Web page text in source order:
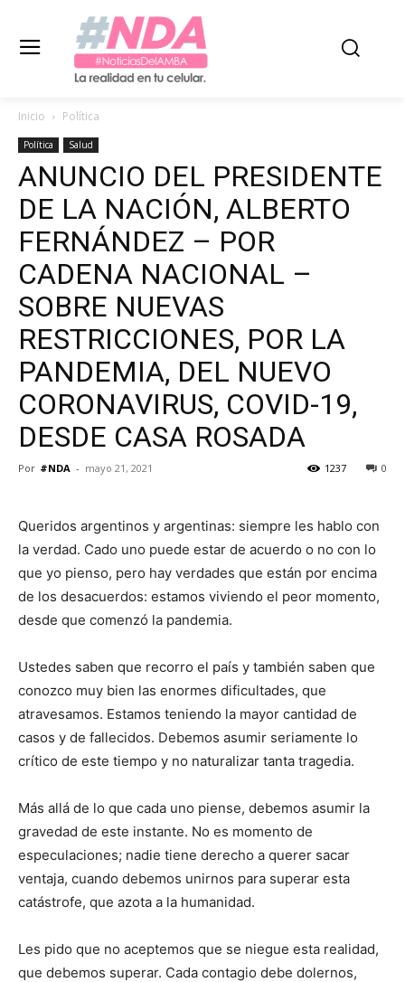
Inicio Política
Política Salud
ANUNCIO DEL PRESIDENTE
DE LA NACIÓN, ALBERTO
FERNÁNDEZ – POR
CADENA NACIONAL –
SOBRE NUEVAS
RESTRICCIONES, POR LA
PANDEMIA, DEL NUEVO
CORONAVIRUS, COVID-19,
DESDE CASA ROSADA
Por #NDA - mayo 21, 2021 0
1237
Queridos argentinos y argentinas: siempre les hablo con
la verdad. Cado uno puede estar de acuerdo o no con lo
que yo pienso, pero hay verdades que están por encima
de los desacuerdos: estamos viviendo el peor momento,
desde que comenzó la pandemia.
Ustedes saben que recorro el país y también saben que
conozco muy bien las enormes dificultades, que
atravesamos. Estamos teniendo la mayor cantidad de
casos y de fallecidos. Debemos asumir seriamente lo
crítico de este tiempo y no naturalizar tanta tragedia.
Más allá de lo que cada uno piense, debemos asumir la
gravedad de este instante. No es momento de
especulaciones; nadie tiene derecho a querer sacar
ventaja, cuando debemos unirnos para superar esta
catástrofe, que azota a la humanidad.
Les pido que no aceptemos que se niegue esta realidad,
que debemos superar. Cada contagio debe dolernos,